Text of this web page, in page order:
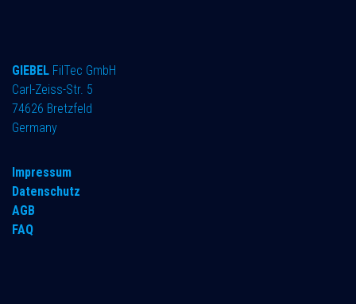
GIEBEL FilTec GmbH
Carl-Zeiss-Str. 5
74626 Bretzfeld
Germany
Impressum
Datenschutz
AGB
FAQ